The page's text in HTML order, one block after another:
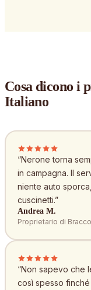
Cosa dicono i
Italiano
“Nerone torna
in campagna. Il
niente auto
cuscinetti.”
Andrea M.
Proprietario di
“Non sapevo che
così spesso